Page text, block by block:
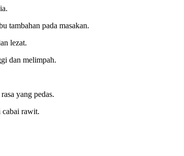
tambahan pada masakan.
lezat.
dan melimpah.
yang pedas.
cabai rawit.